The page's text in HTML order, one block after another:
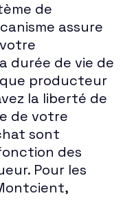
de
assure
durée de vie de
producteur
la liberté de
de votre
sont
des
Pour les